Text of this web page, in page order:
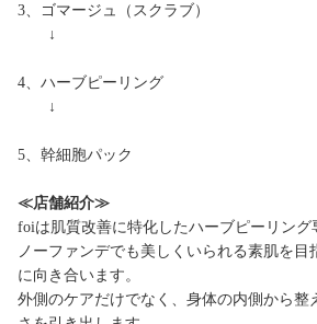
3、ゴマージュ（スクラブ）
↓
4、ハーブピーリング
↓
5、幹細胞パック
≪店舗紹介≫
foiは肌質改善に特化したハーブピーリング
ノーファンデでも美しくいられる素肌を目
に向き合います。
外側のケアだけでなく、身体の内側から整